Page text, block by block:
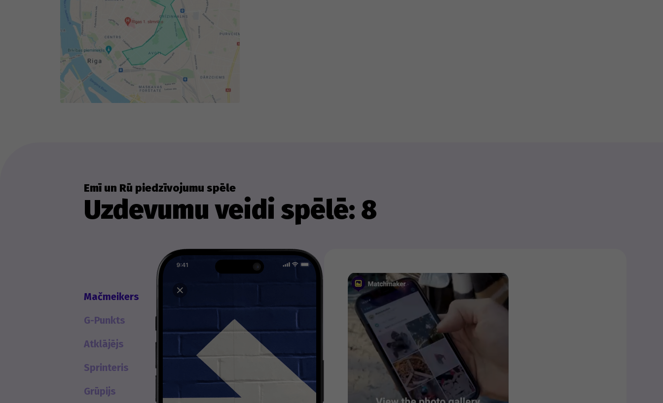
Emī un Rū piedzīvojumu spēle
Uzdevumu veidi spēlē: 8
Mačmeikers
G-Punkts
Atklājējs
Sprinteris
Grūpijs